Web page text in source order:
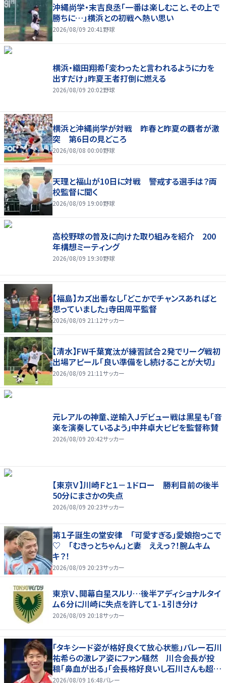
沖縄尚学・末吉良丞「一番は楽しむこと、その上で
勝ちに…」横浜との初戦へ熱い思い
2026/08/09 20:41 野球
横浜・織田翔希「変わったと言われるように力を
出すだけ」昨夏王者打倒に燃える
2026/08/09 20:02野球
横浜と沖縄尚学が対戦 昨春と昨夏の覇者が激
突 第6日の見どころ
2026/08/08 00:00野球
天理と福山が10日に対戦 警戒する選手は？両
校監督に聞く
2026/08/09 19:00野球
高校野球の普及に向けた取り組みを紹介 200
年構想ミーティング
2026/08/09 19:30野球
【福島】カズ出番なし「どこかでチャンスあればと
思っていました」寺田周平監督
2026/08/09 21:12サッカー
【清水】FW千葉寛汰が練習試合２発でリーグ戦初
出場アピール「良い準備をし続けることが大切」
2026/08/09 21:11サッカー
元レアルの神童、逆輸入Ｊデビュー戦は黒星も「音
楽を演奏しているよう」中井卓大ピピを監督称賛
2026/08/09 20:42サッカー
【東京Ｖ】川崎Ｆと１－１ドロー 勝利目前の後半
50分にまさかの失点
2026/08/09 20:23サッカー
第１子誕生の堂安律 「可愛すぎる」愛娘抱っこで
♡ 「むきっとちゃん」と妻 ええっ？！腕ムキム
キ？！
2026/08/09 20:23サッカー
東京Ｖ、開幕白星スルリ…後半アディショナルタイ
ム６分に川崎に失点を許して１-１引き分け
2026/08/09 20:18サッカー
「タキシード姿が格好良くて放心状態」バレー石川
祐希らの激レア姿にファン騒然 川合会長が投
稿「鼻血が出る」「会長格好良いし石川さんも超格
好いい」
2026/08/09 16:48バレー